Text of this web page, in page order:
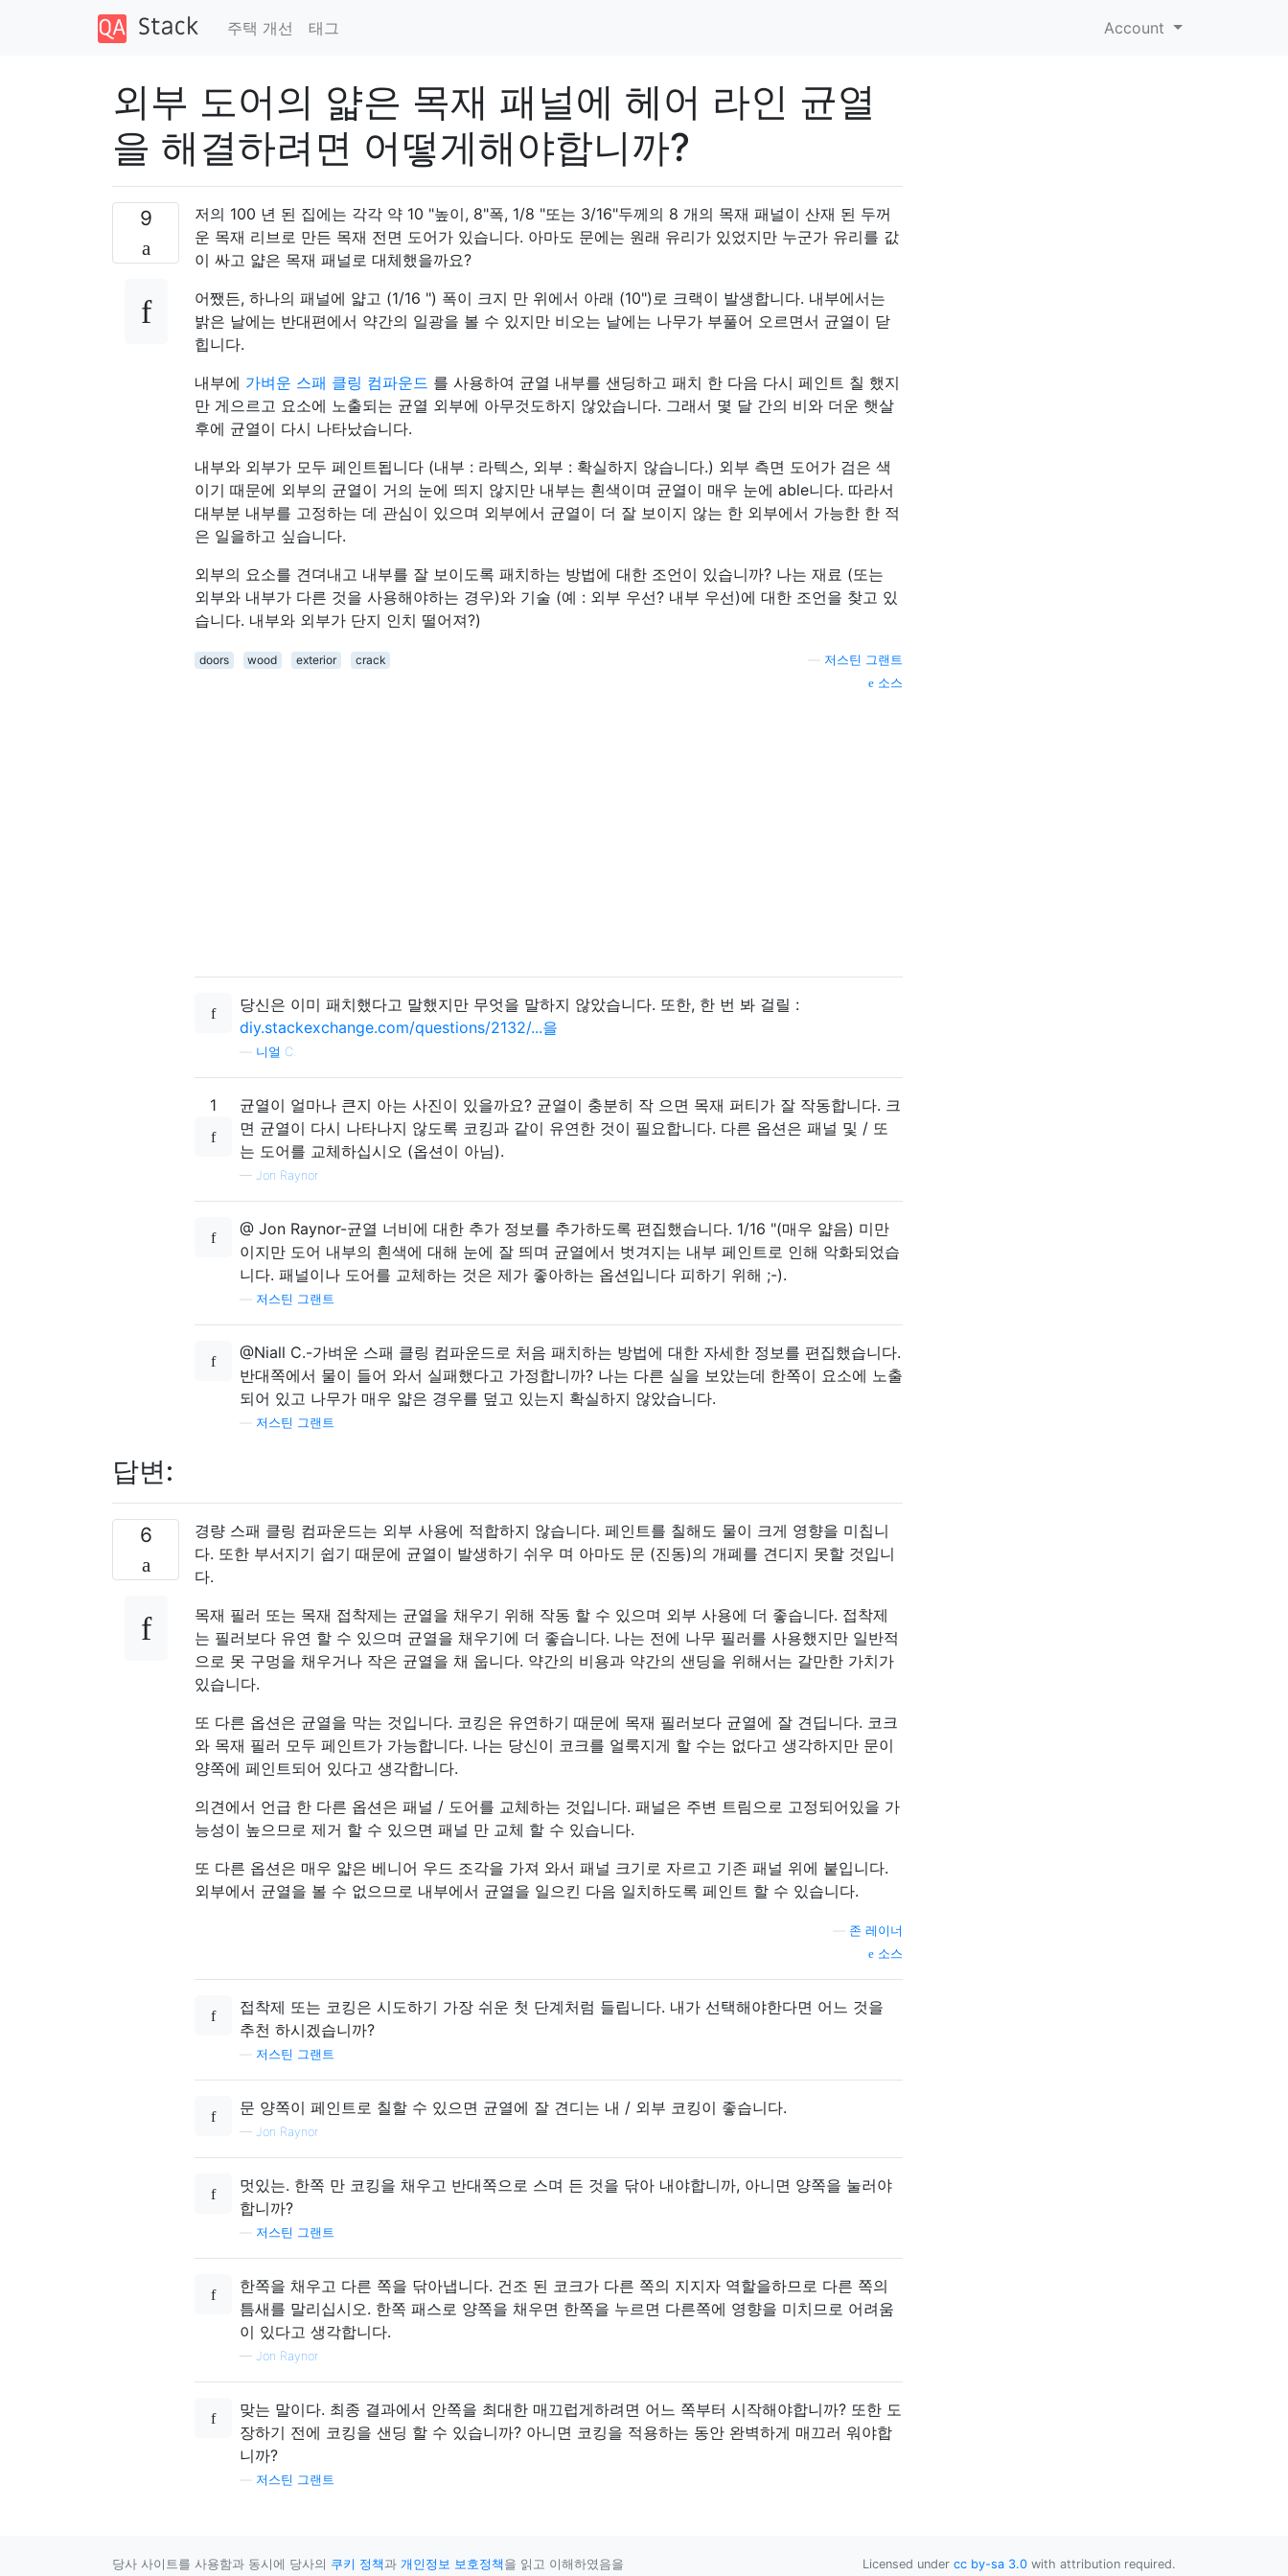
주택 개선 태그 Account
외부 도어의 얇은 목재 패널에 헤어 라인 균열
을 해결하려면 어떻게해야합니까?
9
저의 100 년 된 집에는 각각 약 10 "높이, 8"폭, 1/8 "또는 3/16"두께의 8 개의 목재 패널이 산재 된 두꺼
운 목재 리브로 만든 목재 전면 도어가 있습니다. 아마도 문에는 원래 유리가 있었지만 누군가 유리를 값
이 싸고 얇은 목재 패널로 대체했을까요?
어쨌든, 하나의 패널에 얇고 (1/16 ") 폭이 크지 만 위에서 아래 (10")로 크랙이 발생합니다. 내부에서는
밝은 날에는 반대편에서 약간의 일광을 볼 수 있지만 비오는 날에는 나무가 부풀어 오르면서 균열이 닫
힙니다.
내부에 가벼운 스패 클링 컴파운드 를 사용하여 균열 내부를 샌딩하고 패치 한 다음 다시 페인트 칠 했지
만 게으르고 요소에 노출되는 균열 외부에 아무것도하지 않았습니다. 그래서 몇 달 간의 비와 더운 햇살
후에 균열이 다시 나타났습니다.
내부와 외부가 모두 페인트됩니다 (내부 : 라텍스, 외부 : 확실하지 않습니다.) 외부 측면 도어가 검은 색
이기 때문에 외부의 균열이 거의 눈에 띄지 않지만 내부는 흰색이며 균열이 매우 눈에 able니다. 따라서
대부분 내부를 고정하는 데 관심이 있으며 외부에서 균열이 더 잘 보이지 않는 한 외부에서 가능한 한 적
은 일을하고 싶습니다.
외부의 요소를 견뎌내고 내부를 잘 보이도록 패치하는 방법에 대한 조언이 있습니까? 나는 재료 (또는
외부와 내부가 다른 것을 사용해야하는 경우)와 기술 (예 : 외부 우선? 내부 우선)에 대한 조언을 찾고 있
습니다. 내부와 외부가 단지 인치 떨어져?)
doors wood exterior crack
저스틴 그랜트
소스
당신은 이미 패치했다고 말했지만 무엇을 말하지 않았습니다. 또한, 한 번 봐 걸릴 :
diy.stackexchange.com/questions/2132/...을
니얼 C.
1
균열이 얼마나 큰지 아는 사진이 있을까요? 균열이 충분히 작 으면 목재 퍼티가 잘 작동합니다. 크
면 균열이 다시 나타나지 않도록 코킹과 같이 유연한 것이 필요합니다. 다른 옵션은 패널 및 / 또
는 도어를 교체하십시오 (옵션이 아님).
— Jon Raynor
@ Jon Raynor-균열 너비에 대한 추가 정보를 추가하도록 편집했습니다. 1/16 "(매우 얇음) 미만
이지만 도어 내부의 흰색에 대해 눈에 잘 띄며 균열에서 벗겨지는 내부 페인트로 인해 악화되었습
니다. 패널이나 도어를 교체하는 것은 제가 좋아하는 옵션입니다 피하기 위해 ;-).
저스틴 그랜트
@Niall C.-가벼운 스패 클링 컴파운드로 처음 패치하는 방법에 대한 자세한 정보를 편집했습니다.
반대쪽에서 물이 들어 와서 실패했다고 가정합니까? 나는 다른 실을 보았는데 한쪽이 요소에 노출
되어 있고 나무가 매우 얇은 경우를 덮고 있는지 확실하지 않았습니다.
저스틴 그랜트
답변:
6
경량 스패 클링 컴파운드는 외부 사용에 적합하지 않습니다. 페인트를 칠해도 물이 크게 영향을 미칩니
다. 또한 부서지기 쉽기 때문에 균열이 발생하기 쉬우 며 아마도 문 (진동)의 개폐를 견디지 ​​못할 것입니
다.
목재 필러 또는 목재 접착제는 균열을 채우기 위해 작동 할 수 있으며 외부 사용에 더 좋습니다. 접착제
는 필러보다 유연 할 수 있으며 균열을 채우기에 더 좋습니다. 나는 전에 나무 필러를 사용했지만 일반적
으로 못 구멍을 채우거나 작은 균열을 채 웁니다. 약간의 비용과 약간의 샌딩을 위해서는 갈만한 가치가
있습니다.
또 다른 옵션은 균열을 막는 것입니다. 코킹은 유연하기 때문에 목재 필러보다 균열에 잘 견딥니다. 코크
와 목재 필러 모두 페인트가 가능합니다. 나는 당신이 코크를 얼룩지게 할 수는 없다고 생각하지만 문이
양쪽에 페인트되어 있다고 생각합니다.
의견에서 언급 한 다른 옵션은 패널 / 도어를 교체하는 것입니다. 패널은 주변 트림으로 고정되어있을 가
능성이 높으므로 제거 할 수 있으면 패널 만 교체 할 수 있습니다.
또 다른 옵션은 매우 얇은 베니어 우드 조각을 가져 와서 패널 크기로 자르고 기존 패널 위에 붙입니다.
외부에서 균열을 볼 수 없으므로 내부에서 균열을 일으킨 다음 일치하도록 페인트 할 수 있습니다.
존 레이너
소스
접착제 또는 코킹은 시도하기 가장 쉬운 첫 단계처럼 들립니다. 내가 선택해야한다면 어느 것을
추천 하시겠습니까?
저스틴 그랜트
문 양쪽이 페인트로 칠할 수 있으면 균열에 잘 견디는 내 / 외부 코킹이 좋습니다.
— Jon Raynor
멋있는. 한쪽 만 코킹을 채우고 반대쪽으로 스며 든 것을 닦아 내야합니까, 아니면 양쪽을 눌러야
합니까?
저스틴 그랜트
한쪽을 채우고 다른 쪽을 닦아냅니다. 건조 된 코크가 다른 쪽의 지지자 역할을하므로 다른 쪽의
틈새를 말리십시오. 한쪽 패스로 양쪽을 채우면 한쪽을 누르면 다른쪽에 영향을 미치므로 어려움
이 있다고 생각합니다.
— Jon Raynor
맞는 말이다. 최종 결과에서 안쪽을 최대한 매끄럽게하려면 어느 쪽부터 시작해야합니까? 또한 도
장하기 전에 코킹을 샌딩 할 수 있습니까? 아니면 코킹을 적용하는 동안 완벽하게 매끄러 워야합
니까?
저스틴 그랜트
당사 사이트를 사용함과 동시에 당사의 쿠키 정책과 개인정보 보호정책 을 읽고 이해하였음을 Licensed under cc by-sa 3.0 with attribution required.